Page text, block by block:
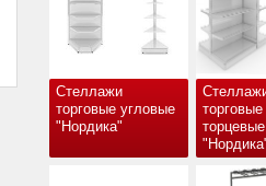
Стеллажи
торговые угловые
"Нордика"
торговые
торцевые